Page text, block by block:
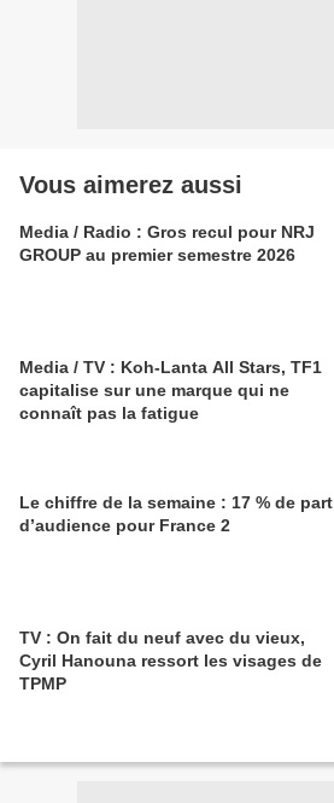
Vous aimerez aussi
Media / Radio : Gros recul pour NRJ
GROUP au premier semestre 2026
Media / TV : Koh-Lanta All Stars, TF1
capitalise sur une marque qui ne
connaît pas la fatigue
Le chiffre de la semaine : 17 % de part
d’audience pour France 2
TV : On fait du neuf avec du vieux,
Cyril Hanouna ressort les visages de
TPMP